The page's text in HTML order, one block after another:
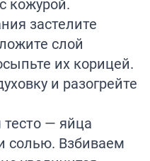
застелите
слой
их корицей.
и разогрейте
— яйца
солью. Взбиваем